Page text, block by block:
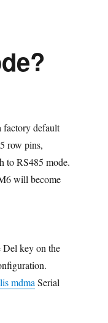
factory default
row pins,
to RS485 mode.
will become
Del key on the
mdma Serial